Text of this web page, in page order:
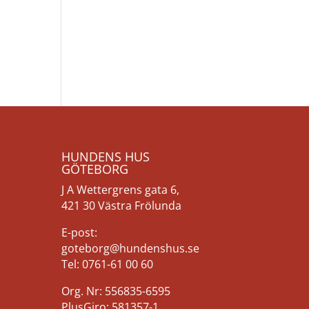
HUNDENS HUS
GÖTEBORG
J A Wettergrens gata 6,
421 30 Västra Frölunda
E-post:
goteborg@hundenshus.se
Tel: 0761-61 00 60
Org. Nr: 556835-6595